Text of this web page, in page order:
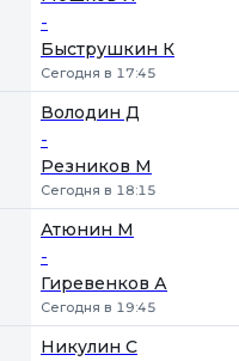
-
Быструшкин К
Сегодня в 17:45
Володин Д
-
Резников М
Сегодня в 18:15
Атюнин М
-
Гиревенков А
Сегодня в 19:45
Никулин С